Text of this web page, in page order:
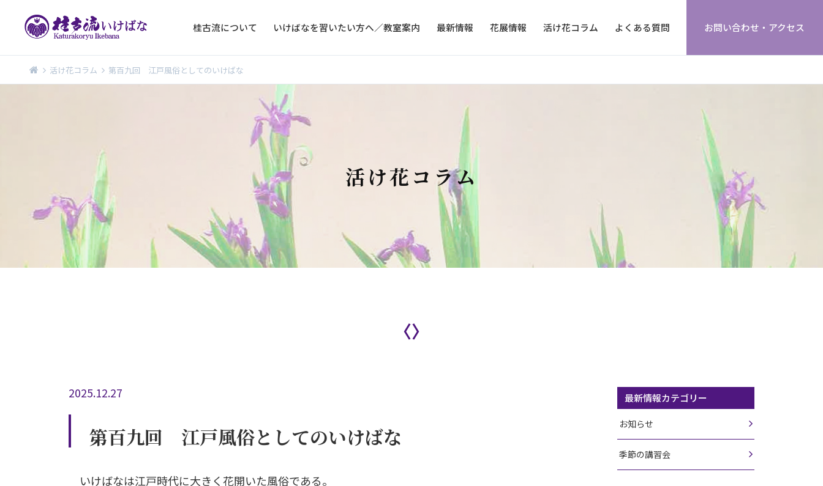
桂古流について いけばなを習いたい方へ／教室案内 最新情報 花展情報 活け花コラム よくある質問 お問い合わせ・アクセス
活け花コラム 第百九回 江戸風俗としてのいけばな
活け花コラム
〈〉
2025.12.27
第百九回 江戸風俗としてのいけばな
いけばなは江戸時代に大きく花開いた風俗である。
最新情報カテゴリー
お知らせ
季節の講習会